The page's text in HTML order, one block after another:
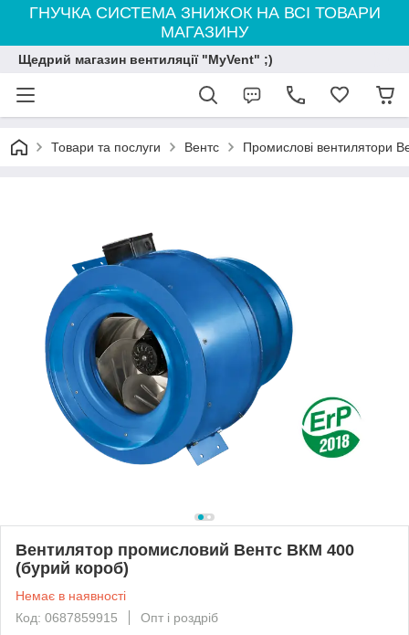
ГНУЧКА СИСТЕМА ЗНИЖОК НА ВСІ ТОВАРИ
МАГАЗИНУ
Щедрий магазин вентиляції "MyVent" ;)
Товари та послуги Вентс Промислові вентилятори
Вентилятор промисловий Вентс ВКМ 400
(бурий короб)
Немає в наявності
Код: 0687859915
Опт і роздріб